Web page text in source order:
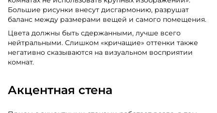
Большие рисунки внесут дисгармонию, разрушат
баланс между размерами вещей и самого помещения.
Цвета должны быть сдержанными, лучше всего
нейтральными. Слишком «кричащие» оттенки также
негативно сказываются на визуальном восприятии
комнат.
Акцентная стена